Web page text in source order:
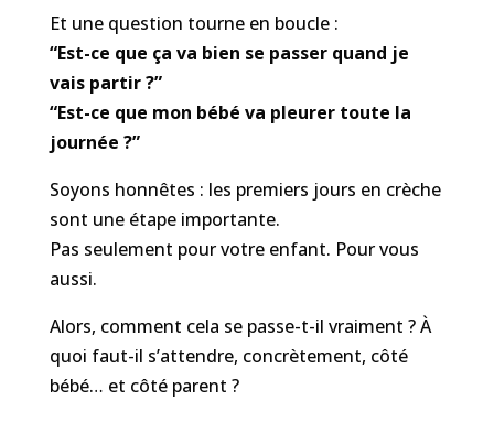
Et une question tourne en boucle :
“Est-ce que ça va bien se passer quand je
vais partir ?”
“Est-ce que mon bébé va pleurer toute la
journée ?”
Soyons honnêtes : les premiers jours en crèche
sont une étape importante.
Pas seulement pour votre enfant. Pour vous
aussi.
Alors, comment cela se passe-t-il vraiment ? À
quoi faut-il s’attendre, concrètement, côté
bébé… et côté parent ?